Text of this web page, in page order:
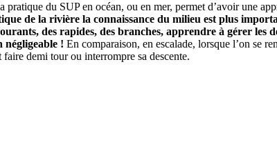
du SUP en océan, ou en mer, permet d’avoir une
de la rivière la connaissance du milieu est plus
des rapides, des branches, apprendre à gérer les
négligeable ! En comparaison, en escalade, lorsque l’on se
demi tour ou interrompre sa descente.